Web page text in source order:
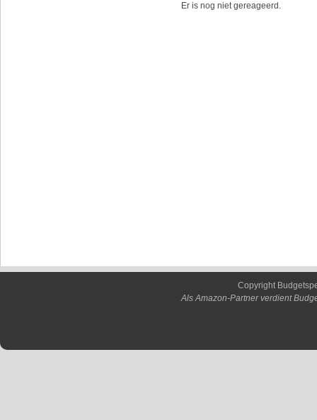
Er is nog niet gereageerd.
Copyright
Als Amazon-Partner verdient